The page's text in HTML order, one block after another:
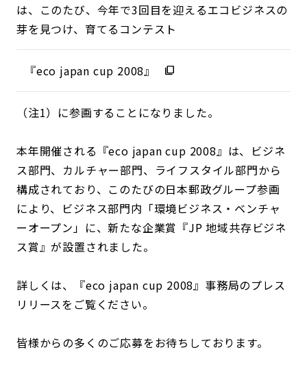
は、このたび、今年で3回目を迎えるエコビジネスの
芽を見つけ、育てるコンテスト
『eco japan cup 2008』
（注1）に参画することになりました。
本年開催される『eco japan cup 2008』は、ビジネ
ス部門、カルチャー部門、ライフスタイル部門から
構成されており、このたびの日本郵政グループ参画
により、ビジネス部門内「環境ビジネス・ベンチャ
ーオープン」に、新たな企業賞『JP 地域共存ビジネ
ス賞』が設置されました。
詳しくは、『eco japan cup 2008』事務局のプレス
リリースをご覧ください。
皆様からの多くのご応募をお待ちしております。